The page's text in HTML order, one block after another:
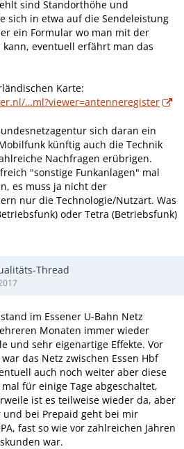
sind Standorthöhe und
sich in etwa auf die Sendeleistung
ein Formular wo man mit der
eventuell erfährt man das
Karte:
…ml?viewer=antenneregister
sich daran ein
künftig auch die Technik
Nachfragen erübrigen.
"sonstige Funkanlagen" mal
es muss ja nicht der
nur die Technologie/Nutzart. Was
oder Tetra (Betriebsfunk)
Thread
im Essener U-Bahn Netz
Monaten immer wieder
und sehr eigenartige Effekte. Vor
das Netz zwischen Essen Hbf
auch noch weiter aber diese
für einige Tage abgeschaltet,
ist es teilweise wieder da, aber
bei Prepaid geht bei mir
fast so wie vor zahlreichen Jahren
war.